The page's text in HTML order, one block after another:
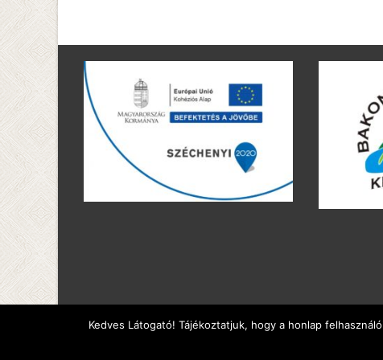
Kedves Látogató! Tájékoztatjuk, hogy a honlap